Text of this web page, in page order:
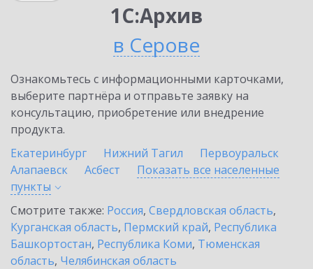
1С:Архив
в Серове
Ознакомьтесь с информационными карточками,
выберите партнёра и отправьте заявку на
консультацию, приобретение или внедрение
продукта.
Екатеринбург
Нижний Тагил
Первоуральск
Алапаевск
Асбест
Показать все населенные
пункты
Смотрите также: Россия, Свердловская область,
Курганская область, Пермский край, Республика
Башкортостан, Республика Коми, Тюменская
область, Челябинская область